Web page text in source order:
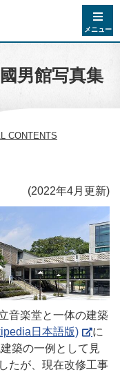
メニュー
男館写真集
CONTENTS
(2022年4月更新)
音楽堂と一体の建築
日本語版)
に
築の一例として見
たが、現在改修工事